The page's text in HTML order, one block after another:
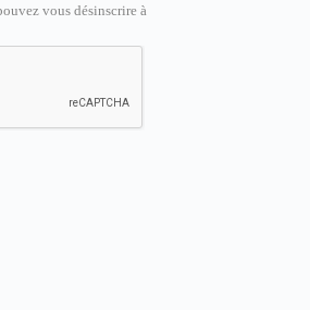
vous désinscrire à